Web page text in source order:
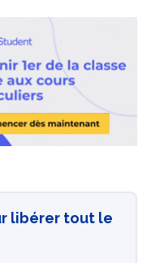
libérer tout le